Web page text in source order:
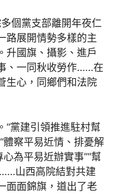
個黨支部離開年夜仁
路展開情勢多樣的主
升國旗、攝影、進戶
、一同秋收勞作……在
生心，同鄉們和法院
“黨建引領推進駐村幫
體察平易近情、排憂解
為平易近辦實事”“幫
山西高院結對共建
面面錦旗，道出了老